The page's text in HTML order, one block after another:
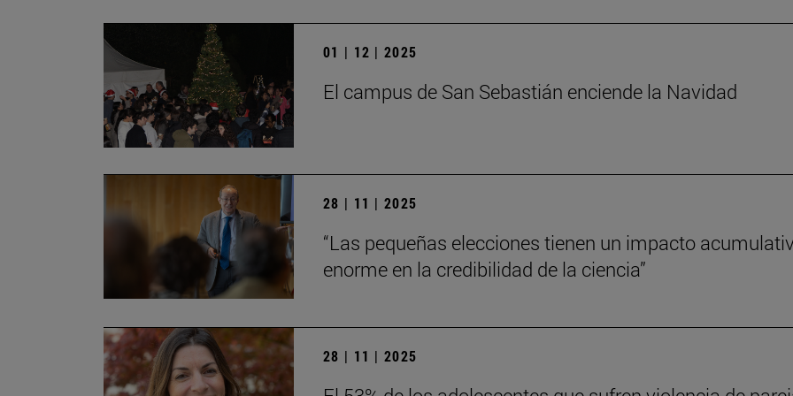
01 | 12 | 2025
El campus de San Sebastián enciende la Navidad
28 | 11 | 2025
“Las pequeñas elecciones tienen un impacto
enorme en la credibilidad de la ciencia”
28 | 11 | 2025